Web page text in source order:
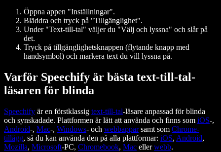
Öppna appen "Inställningar".
Bläddra och tryck på "Tillgänglighet".
Under "Text-till-tal" väljer du "Välj och lyssna" och slår på
det.
Tryck på tillgänglighetsknappen (flytande knapp med
handsymbol) och markera text du vill lyssna på.
Varför Speechify är bästa text-till-tal-
läsaren för blinda
Speechify är en förstklassig text-till-tal-läsare anpassad för blinda
och synskadade. Plattformen är lätt att använda och finns som iOS-,
Android-, Mac-, Windows- och webbapparsamt som Chrome-
tillägg, så du kan använda den på alla plattformar: iOS, Android,
Mozilla, Microsoft-PC, Chromebook, Mac ellerwebb.